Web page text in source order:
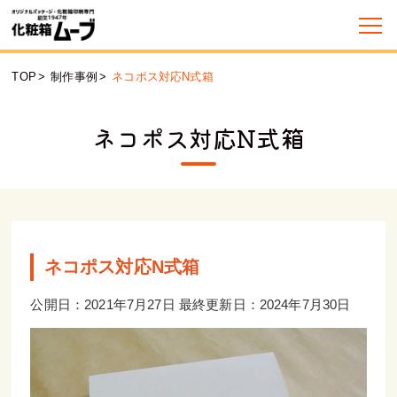
TOP > 制作事例 > ネコポス対応N式箱
ネコポス対応N式箱
ネコポス対応N式箱
公開日：2021年7月27日 最終更新日：2024年7月30日